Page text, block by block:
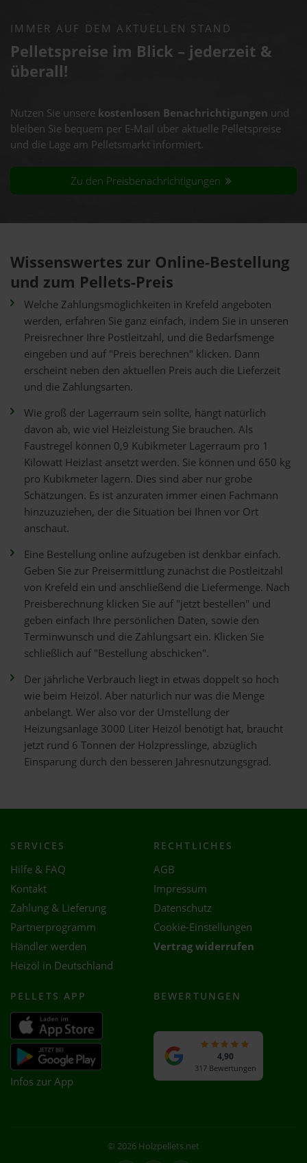
IMMER AUF DEM AKTUELLEN STAND
Pelletspreise im Blick – jederzeit &
überall!
Nutzen Sie unsere kostenlosen Benachrichtigungen und
bleiben Sie bequem per E-Mail über aktuelle Pelletspreise
und die Lage am Pelletsmarkt informiert.
Zu den Preisbenachrichtigungen
Wissenswertes zur Online-Bestellung
und zum Pellets-Preis
Welche Zahlungsmöglichkeiten in Krefeld angeboten
werden, erfahren Sie ganz einfach, indem Sie in unseren
Preisrechner Ihre Postleitzahl, und die Bedarfsmenge
eingeben und auf "Preis berechnen" klicken. Dann
erscheint neben den aktuellen Preis auch die Lieferzeit
und die Zahlungsarten.
Wie groß der Lagerraum sein sollte, hängt natürlich
davon ab, wie viel Heizleistung Sie brauchen. Als
Faustregel können 0,9 Kubikmeter Lagerraum pro 1
Kilowatt Heizlast ansetzt werden. Sie können und 650 kg
pro Kubikmeter lagern. Dies sind aber nur grobe
Schätzungen. Es ist anzuraten immer einen Fachmann
hinzuzuziehen, der die Situation bei Ihnen vor Ort
anschaut.
Eine Bestellung online aufzugeben ist denkbar einfach.
Geben Sie zur Preisermittlung zunächst die Postleitzahl
von Krefeld ein und anschließend die Liefermenge. Nach
Preisberechnung klicken Sie auf "jetzt bestellen" und
geben einfach Ihre persönlichen Daten, sowie den
Terminwunsch und die Zahlungsart ein. Klicken Sie
schließlich auf "Bestellung abschicken".
Der jährliche Verbrauch liegt in etwas doppelt so hoch
wie beim Heizöl. Aber natürlich nur was die Menge
anbelangt. Wer also vor der Umstellung der
Heizungsanlage 3000 Liter Heizöl benötigt hat, braucht
jetzt rund 6 Tonnen der Holzpresslinge, abzüglich
Einsparung durch den besseren Jahresnutzungsgrad.
SERVICES
Hilfe & FAQ
Kontakt
Zahlung & Lieferung
Partnerprogramm
Händler werden
Heizöl in Deutschland
RECHTLICHES
AGB
Impressum
Datenschutz
Cookie-Einstellungen
Vertrag widerrufen
PELLETS APP
Infos zur App
BEWERTUNGEN
4,90
317 Bewertungen
© 2026 Holzpellets.net